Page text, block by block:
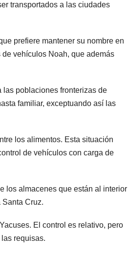
transportados a las ciudades
prefiere mantener su nombre en
vehículos Noah, que además
las poblaciones fronterizas de
familiar, exceptuando así las
los alimentos. Esta situación
de vehículos con carga de
los almacenes que están al interior
Santa Cruz.
El control es relativo, pero
requisas.